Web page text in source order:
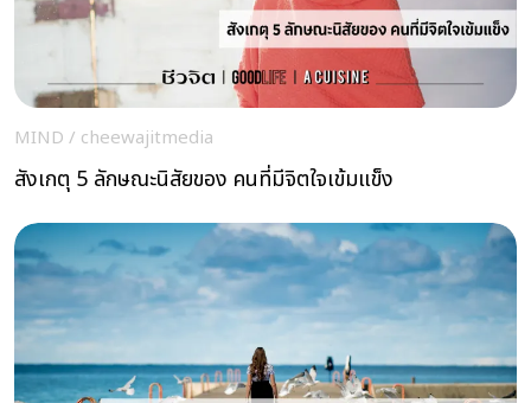
MIND / cheewajitmedia
สังเกตุ 5 ลักษณะนิสัยของ คนที่มีจิตใจเข้มแข็ง